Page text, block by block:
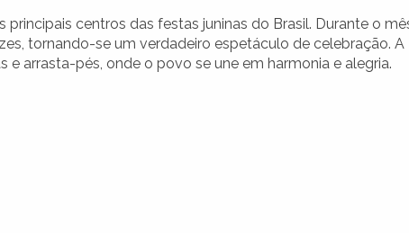
centros das festas juninas do Brasil. Durante o
tornando-se um verdadeiro espetáculo de celebração. A
arrasta-pés, onde o povo se une em harmonia e alegria.